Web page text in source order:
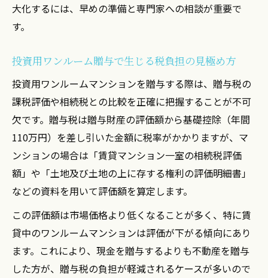
大化するには、早めの準備と専門家への相談が重要で
す。
投資用ワンルーム贈与で生じる税負担の見極め方
投資用ワンルームマンションを贈与する際は、贈与税の
課税評価や相続税との比較を正確に把握することが不可
欠です。贈与税は贈与財産の評価額から基礎控除（年間
110万円）を差し引いた金額に税率がかかりますが、マ
ンションの場合は「賃貸マンション一室の相続税評価
額」や「土地及び土地の上に存する権利の評価明細書」
などの資料を用いて評価額を算定します。
この評価額は市場価格より低くなることが多く、特に賃
貸中のワンルームマンションは評価が下がる傾向にあり
ます。これにより、現金を贈与するよりも不動産を贈与
した方が、贈与税の負担が軽減されるケースが多いので